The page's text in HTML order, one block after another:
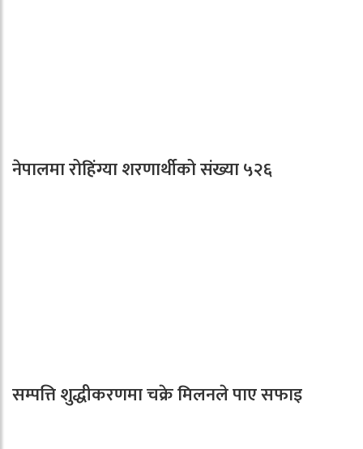
नेपालमा रोहिंग्या शरणार्थीको संख्या ५२६
सम्पत्ति शुद्धीकरणमा चक्रे मिलनले पाए सफाइ